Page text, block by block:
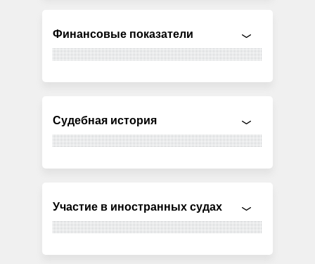
Финансовые показатели
Судебная история
Участие в иностранных судах